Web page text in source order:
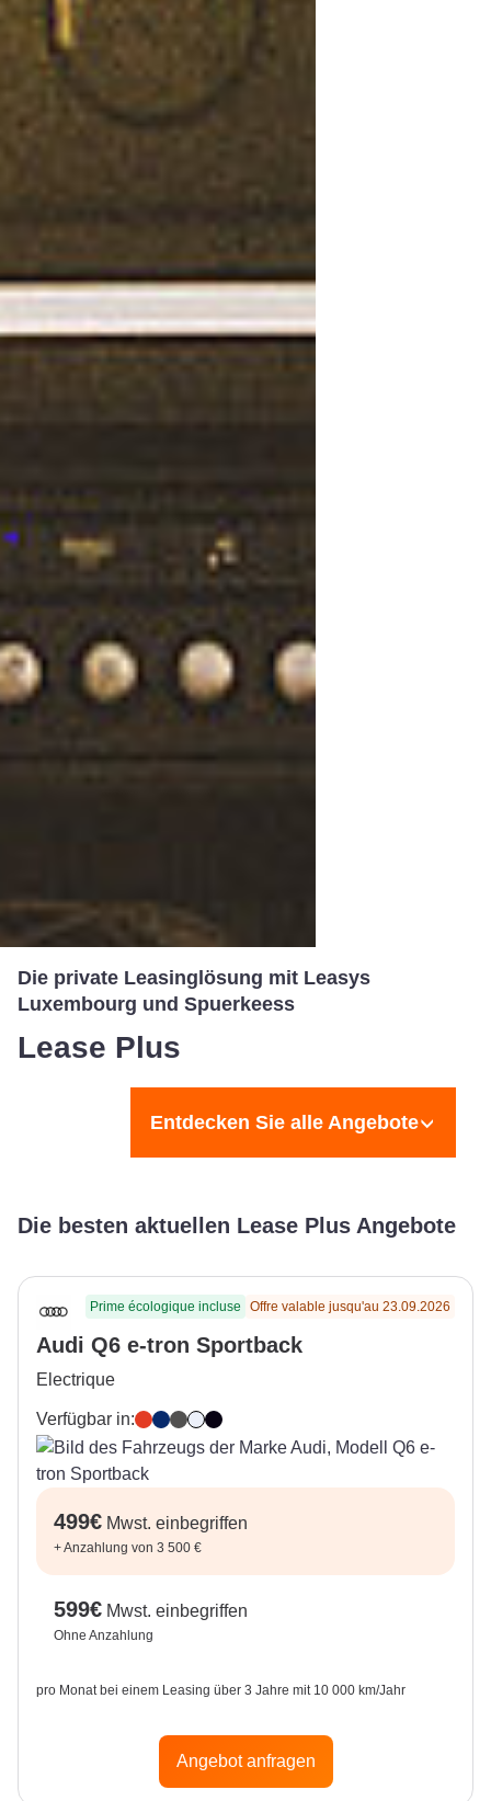
Die private Leasinglösung mit Leasys
Luxembourg und Spuerkeess
Lease Plus
Entdecken Sie alle Angebote
Die besten aktuellen Lease Plus Angebote
Prime écologique incluse Offre valable jusqu'au 23.09.2026
Audi Q6 e-tron Sportback
Electrique
Verfügbar in:Soneira Red
Plasma Blue
Manhattan Grey
Glacier White
Mythos Black
499€ Mwst. einbegriffen
+Anzahlung von 3 500 €
599€ Mwst. einbegriffen
Ohne Anzahlung
pro Monat bei einem Leasing über 3 Jahre mit 10 000 km/Jahr
Angebot anfragen